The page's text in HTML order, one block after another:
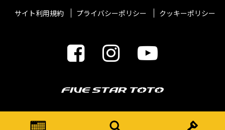
サイト利用規約 プライバシーポリシー クッキーポリシー